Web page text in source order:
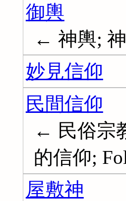
御輿
← 神輿;
妙見信仰
民間信仰
← 民俗宗
的信仰;
屋敷神